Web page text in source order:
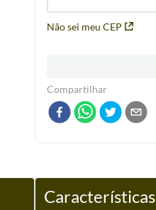
Não sei meu CEP
Compartilhar